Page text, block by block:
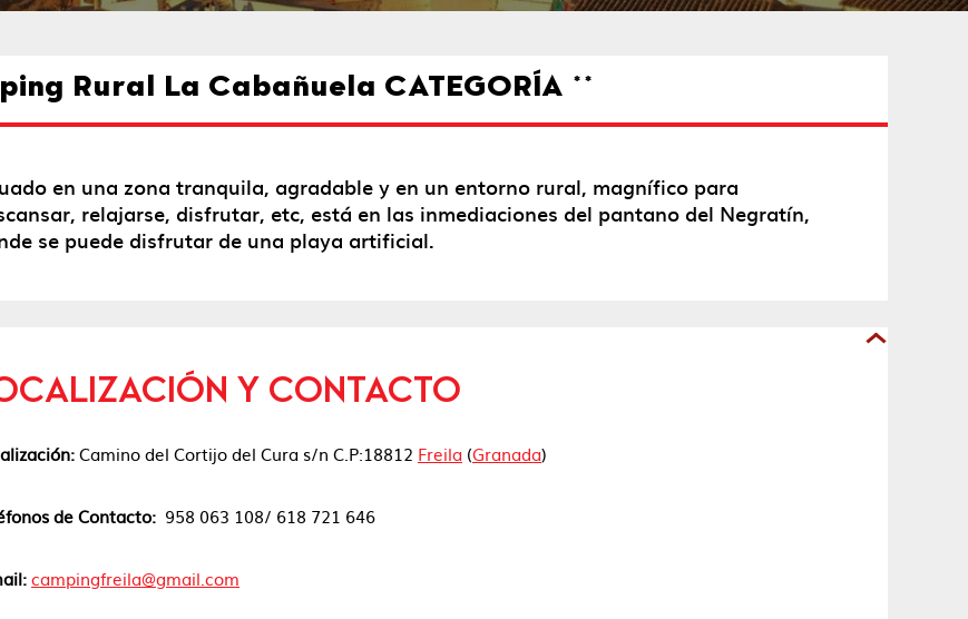
Rural La Cabañuela CATEGORÍA **
en una zona tranquila, agradable y en un entorno rural, magnífico para
relajarse, disfrutar, etc, está en las inmediaciones del pantano del Negratín,
se puede disfrutar de una playa artificial.
Y CONTACTO
Camino del Cortijo del Cura s/n C.P:18812 Freila (Granada)
de Contacto: 958 063 108/ 618 721 646
campingfreila@gmail.com